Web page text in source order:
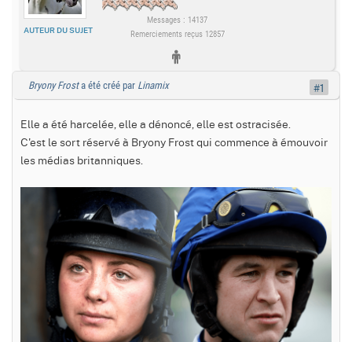
AUTEUR DU SUJET
Messages : 14137
Remerciements reçus 12857
Bryony Frosta été créé par Linamix
Elle a été harcelée, elle a dénoncé, elle est ostracisée.
C'est le sort réservé à Bryony Frost qui commence à émouvoir
les médias britanniques.
#1